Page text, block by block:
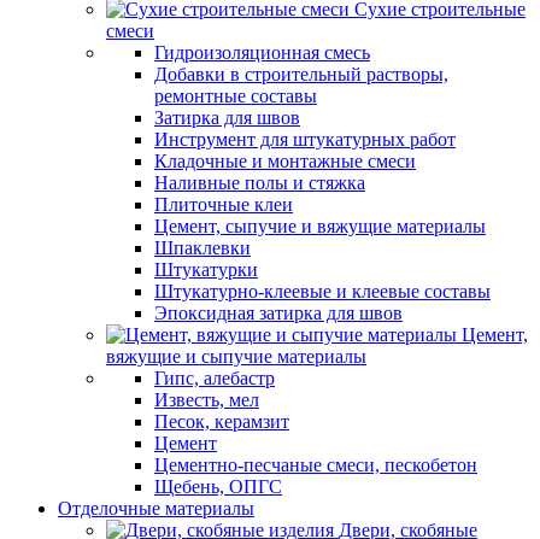
Сухие строительные
смеси
Гидроизоляционная смесь
Добавки в строительный растворы,
ремонтные составы
Затирка для швов
Инструмент для штукатурных работ
Кладочные и монтажные смеси
Наливные полы и стяжка
Плиточные клеи
Цемент, сыпучие и вяжущие материалы
Шпаклевки
Штукатурки
Штукатурно-клеевые и клеевые составы
Эпоксидная затирка для швов
Цемент,
вяжущие и сыпучие материалы
Гипс, алебастр
Известь, мел
Песок, керамзит
Цемент
Цементно-песчаные смеси, пескобетон
Щебень, ОПГС
Отделочные материалы
Двери, скобяные